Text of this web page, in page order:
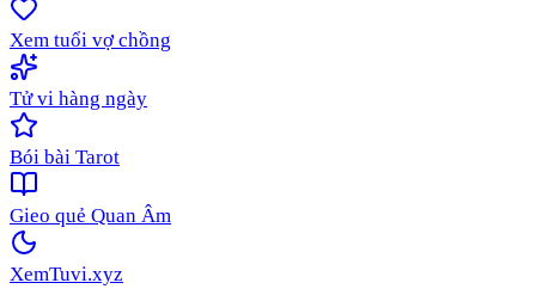
Xem tuổi vợ chồng
Tử vi hàng ngày
Bói bài Tarot
Gieo quẻ Quan Âm
XemTuvi.xyz